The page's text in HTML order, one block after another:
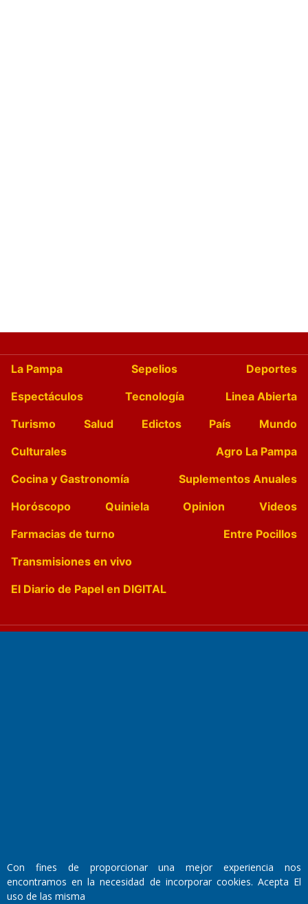
La Pampa Sepelios
Deportes
Espectáculos
Tecnología
Linea Abierta
Turismo
Salud Edictos País
Mundo
Culturales
Agro La Pampa
Cocina y Gastronomía
Suplementos Anuales
Horóscopo
Quiniela Opinion
Videos
Farmacias de turno
Entre Pocillos
Transmisiones en vivo
El Diario de Papel en DIGITAL
Walter René Goñi
Con fines de proporcionar una mejor experiencia nos
encontramos en la necesidad de incorporar cookies. Acepta El
uso de las misma